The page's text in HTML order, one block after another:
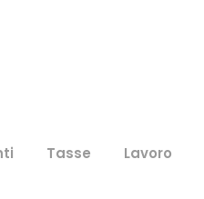
Tasse Lavoro